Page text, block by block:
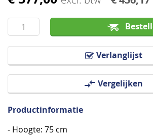
Verlanglijst
Vergelijken
het
begin
van
Productinformatie
- Hoogte: 75 cm